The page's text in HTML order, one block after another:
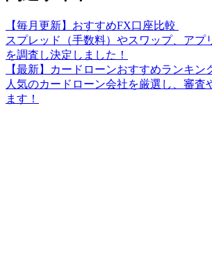
【毎月更新】おすすめFX口座比較
スプレッド（手数料）やスワップ、アプ
を調査し決定しました！
【最新】カードローンおすすめランキン
人気のカードローン会社を厳選し、審査
ます！